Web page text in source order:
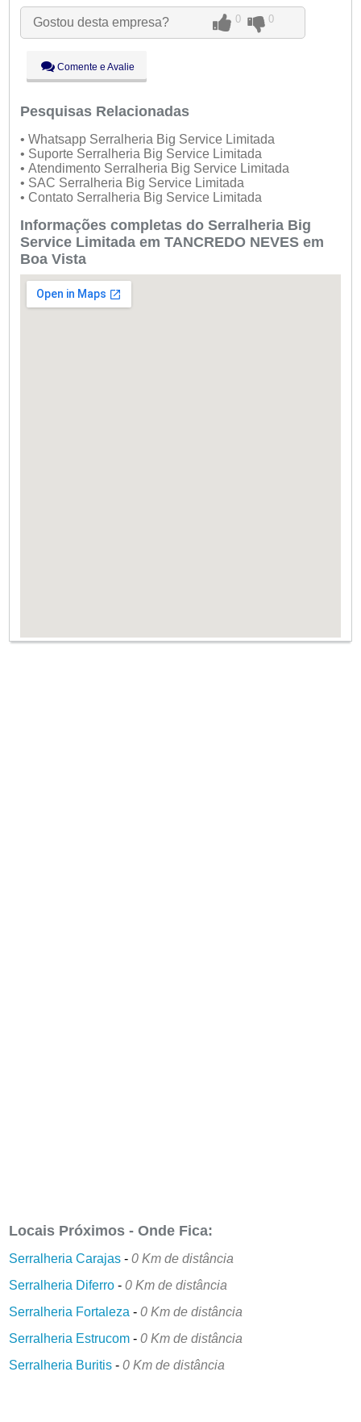
Ter:
09:00 - 18:00
Qua:
09:00 - 18:00
Sex:
09:00 - 18:00
Sáb:
Fechado
Dom:
Fechado
Gostou desta empresa? 0 0
Comente e Avalie
Pesquisas Relacionadas
• Whatsapp Serralheria Big Service Limitada
• Suporte Serralheria Big Service Limitada
• Atendimento Serralheria Big Service Limitada
• SAC Serralheria Big Service Limitada
• Contato Serralheria Big Service Limitada
Informações completas do Serralheria Big
Service Limitada em TANCREDO NEVES em
Boa Vista
Locais Próximos - Onde Fica:
Serralheria Carajas -0 Km de distância
Serralheria Diferro -0 Km de distância
Serralheria Fortaleza -0 Km de distância
Serralheria Estrucom -0 Km de distância
Serralheria Buritis -0 Km de distância